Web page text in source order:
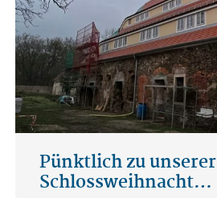
Pünktlich zu unserer
Schlossweihnacht…